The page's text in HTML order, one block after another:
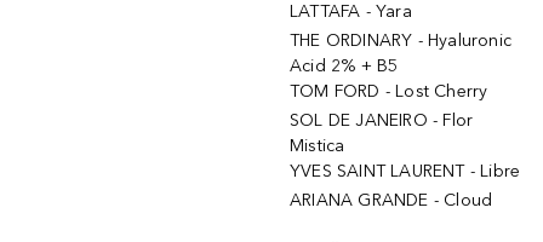
LATTAFA - Yara
THE ORDINARY - Hyaluronic
Acid 2% + B5
TOM FORD - Lost Cherry
SOL DE JANEIRO - Flor
Mistica
YVES SAINT LAURENT - Libre
ARIANA GRANDE - Cloud